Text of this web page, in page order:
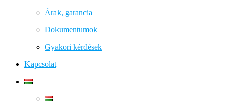
Árak, garancia
Dokumentumok
Gyakori kérdések
Kapcsolat